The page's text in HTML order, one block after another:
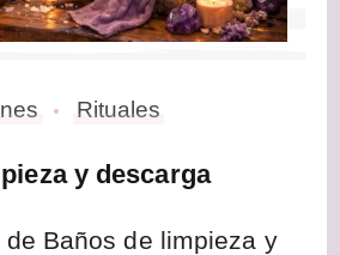
Rituales
y descarga
Baños de limpieza y